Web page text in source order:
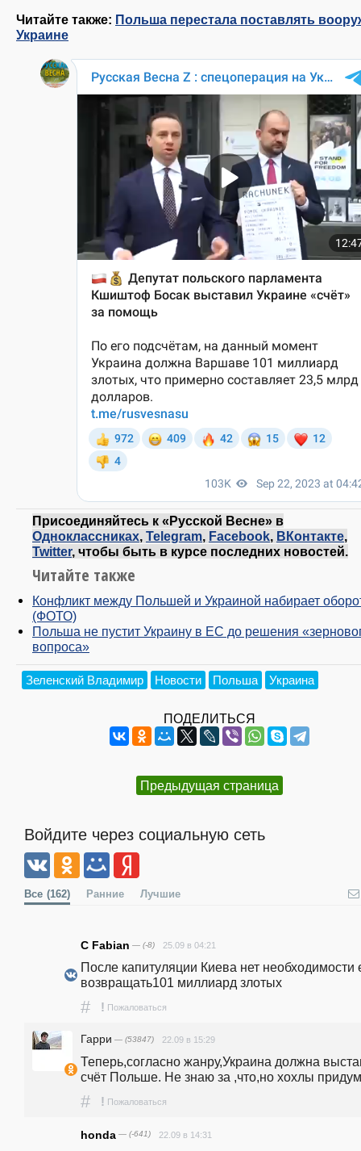
Читайте также: Польша перестала поставлять
Украине
Присоединяйтесь к «Русской Весне» в
Одноклассниках, Telegram, Facebook, ВКонтакте,
Twitter, чтобы быть в курсе последних новостей.
Читайте также
Конфликт между Польшей и Украиной набирает
(ФОТО)
Польша не пустит Украину в ЕС до решения
вопроса»
Зеленский Владимир Новости Польша Украина
ПОДЕЛИТЬСЯ
Предыдущая страница
Войдите через социальную сеть
Все (162) Ранние Лучшие
C Fabian — (-8) 25.09 в 04:21
После капитуляции Киева нет необходимости
возвращать101 миллиард злотых
# ! Пожаловаться
Гарри — (53847) 22.09 в 15:29
Теперь,согласно жанру,Украина должна
счёт Польше. Не знаю за ,что,но хохлы
# ! Пожаловаться
honda — (-641) 22.09 в 14:31